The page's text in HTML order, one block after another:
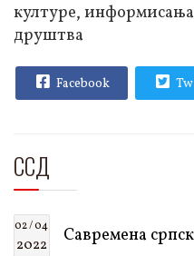
културе,
друштва
Facebook
ССД
02 / 04
2022 Савремена